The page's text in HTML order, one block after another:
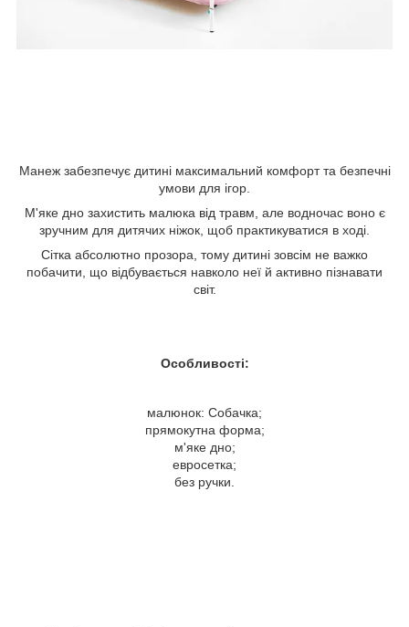
Манеж забезпечує дитині максимальний комфорт та безпечні
умови для ігор.
М'яке дно захистить малюка від травм, але водночас воно є
зручним для дитячих ніжок, щоб практикуватися в ході.
Сітка абсолютно прозора, тому дитині зовсім не важко
побачити, що відбувається навколо неї й активно пізнавати
світ.
Особливості:
малюнок: Собачка;
прямокутна форма;
м'яке дно;
евросетка;
без ручки.